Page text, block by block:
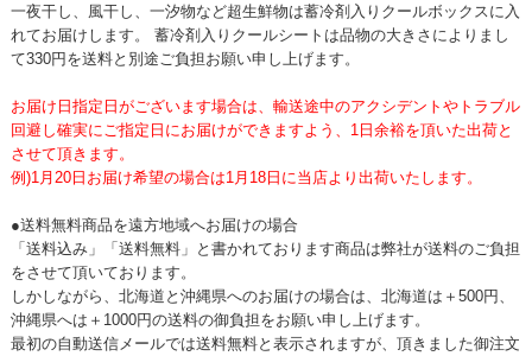
一夜干し、風干し、一汐物など超生鮮物は蓄冷剤入りクールボックスに入
れてお届けします。 蓄冷剤入りクールシートは品物の大きさによりまし
て330円を送料と別途ご負担お願い申し上げます。
お届け日指定日がございます場合は、輸送途中のアクシデントやトラブル
回避し確実にご指定日にお届けができますよう、1日余裕を頂いた出荷と
させて頂きます。
例)1月20日お届け希望の場合は1月18日に当店より出荷いたします。
●送料無料商品を遠方地域へお届けの場合
「送料込み」「送料無料」と書かれております商品は弊社が送料のご負担
をさせて頂いております。
しかしながら、北海道と沖縄県へのお届けの場合は、北海道は＋500円、
沖縄県へは＋1000円の送料の御負担をお願い申し上げます。
最初の自動送信メールでは送料無料と表示されますが、頂きました御注文